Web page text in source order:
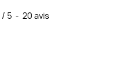
/ 5 - 20 avis